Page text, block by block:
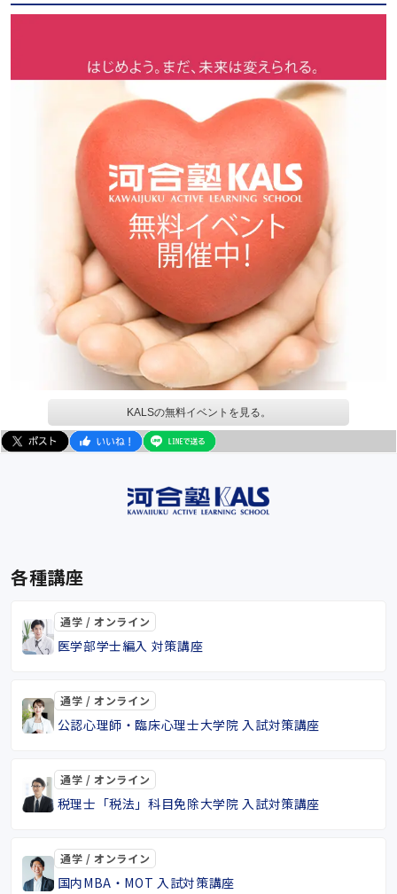
KALSの無料イベントを見る。
各種講座
通学 / オンライン
医学部学士編入 対策講座
通学 / オンライン
公認心理師・臨床心理士大学院 入試対策講座
通学 / オンライン
税理士「税法」科目免除大学院 入試対策講座
通学 / オンライン
国内MBA・MOT 入試対策講座